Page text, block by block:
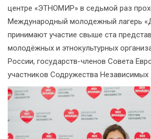
центре «ЭТНОМИР» в седьмой раз
Международный молодежный лагерь
принимают участие свыше ста
молодёжных и этнокультурных
России, государств-членов Совета
участников Содружества Независимых